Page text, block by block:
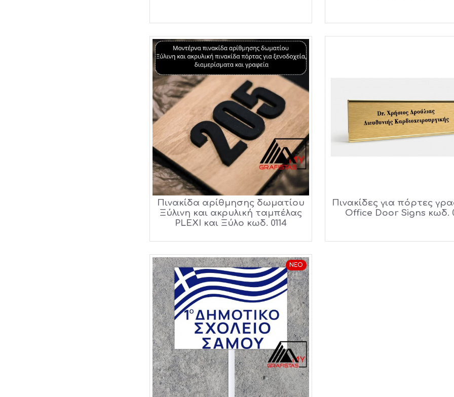
Πινακίδα αρίθμησης δωματίου
Ξύλινη και ακρυλική ταμπέλας
PLEXI και Ξύλο κωδ. 0114
Πινακίδες για πόρτες
Office Door Signs κωδ.
ΝΈΟ